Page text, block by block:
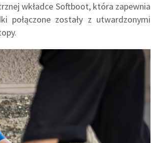
wkładce Softboot, która zapewnia
połączone zostały z utwardzonymi